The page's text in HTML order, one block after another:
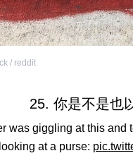
/ reddit
25. 你是不是也
was giggling at this and
at a purse: